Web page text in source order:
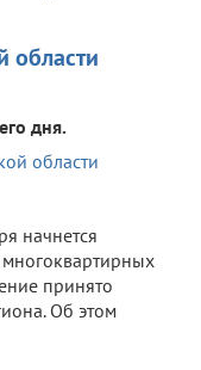
области
дня.
начнется
принято
Об этом